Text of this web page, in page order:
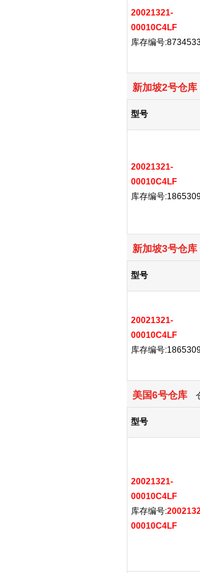
20021321-
00010C4LF
库存编号
新加坡2号仓库
型号
20021321-
00010C4LF
库存编号
新加坡3号仓库
型号
20021321-
00010C4LF
库存编号
美国6号仓库
型号
20021321-
00010C4LF
库存编号:
00010C4LF